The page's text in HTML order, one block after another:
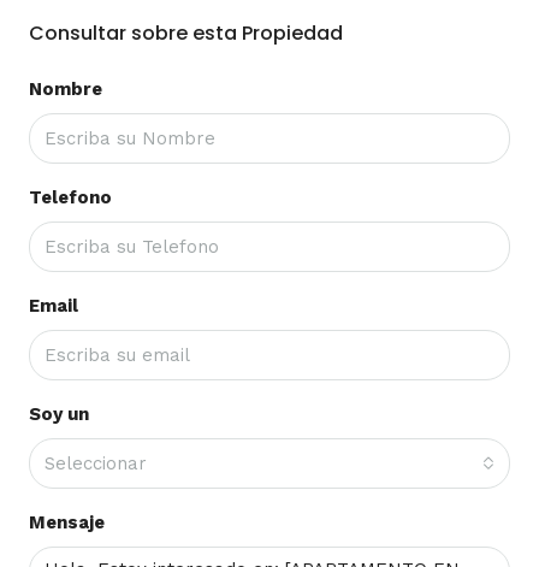
Consultar sobre esta Propiedad
Nombre
Telefono
Email
Soy un
Seleccionar
Mensaje